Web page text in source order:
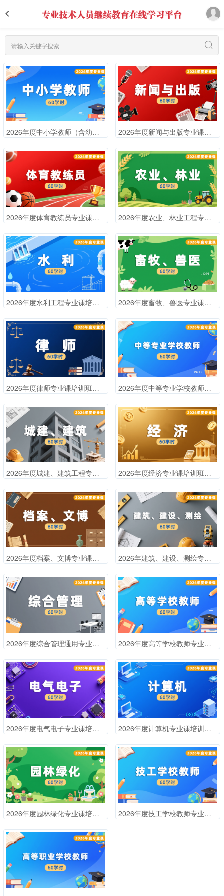
2026年度中小学教师（含幼儿园）专业课培训班（60学时） 2026年度新闻与出版专业课培训班（60学时）
2026年度体育教练员专业课培训班（60学时） 2026年度农业、林业工程专业课培训班（60学时）
2026年度水利工程专业课培训班（60学时） 2026年度畜牧、兽医专业课培训班（60学时）
2026年度律师专业课培训班（60学时） 2026年度中等专业学校教师专业课培训班（60学时）
2026年度城建、建筑工程专业课培训班（60学时） 2026年度经济专业课培训班（60学时）
2026年度档案、文博专业课培训班（60学时） 2026年建筑、建设、测绘专业课培训班（60学时）
2026年度综合管理通用专业课培训班（60学时） 2026年度高等学校教师专业课培训班（60学时）
2026年度电气电子专业课培训班（60课时） 2026年度计算机专业课培训班（60学时）
2026年度园林绿化专业课培训班（60学时） 2026年度技工学校教师专业课培训班（60学时）